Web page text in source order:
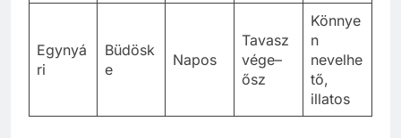
Egynyá
ri
Büdösk
e
Napos
Tavasz
vége–
ősz
Könnye
n
nevelhe
tő,
illatos